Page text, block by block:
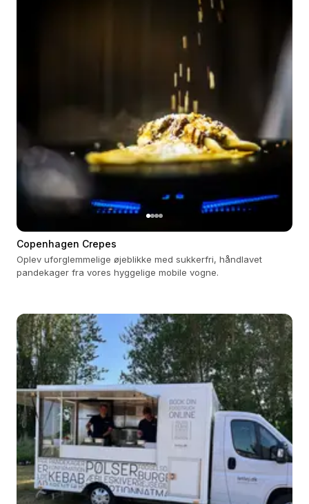
Copenhagen Crepes
Oplev uforglemmelige øjeblikke med sukkerfri, håndlavet
pandekager fra vores hyggelige mobile vogne.